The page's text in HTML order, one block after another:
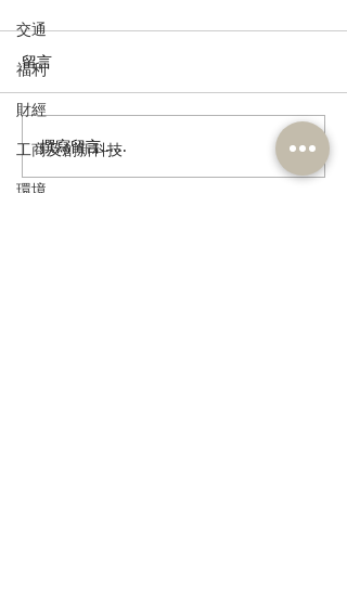
交通
福利
財經
工商及創新科技
環境
港區人大代表團繼續考察
安徽蕪湖，由鄉村建設到
留言
撰寫留言......